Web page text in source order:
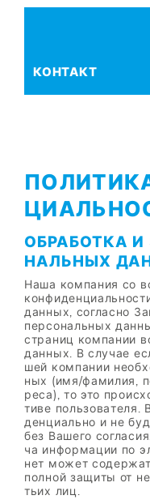
КОН­ТАКТ
ОБ­РА­БОТ­КА
НАЛЬ­НЫХ
Наша ком­па­ния со
дан­ных, со­глас­но
пер­со­наль­ных
стра­ниц ком­па­нии
дан­ных. В слу­чае
шей ком­па­нии
ных (имя/​фа­ми­лия,
ре­са), то это
ти­ве
ден­ци­аль­но и не
без Ва­ше­го
ча ин­фор­ма­ции по
нет мо­жет
пол­ной за­щи­ты от
тьих лиц.